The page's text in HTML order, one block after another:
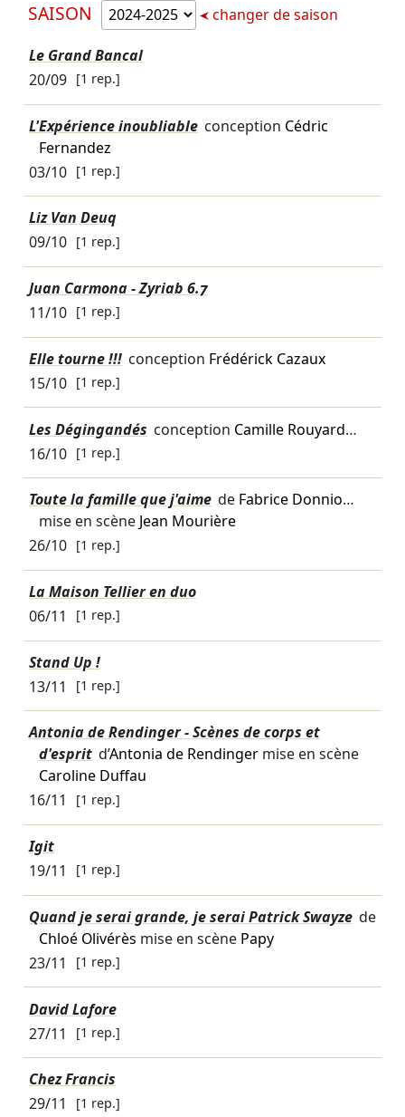
SAISON changer de saison
Le Grand Bancal
20/09 [1 rep.]
L'Expérience inoubliable conception Cédric
Fernandez
03/10 [1 rep.]
Liz Van Deuq
09/10 [1 rep.]
Juan Carmona - Zyriab 6.7
11/10 [1 rep.]
Elle tourne !!! conception Frédérick Cazaux
15/10 [1 rep.]
Les Dégingandés conception Camille Rouyard…
16/10 [1 rep.]
Toute la famille que j'aime de Fabrice Donnio…
mise en scène Jean Mourière
26/10 [1 rep.]
La Maison Tellier en duo
06/11
[1 rep.]
Stand Up !
13/11
[1 rep.]
Antonia de Rendinger - Scènes de corps et
d'esprit d’Antonia de Rendingermise en scène
Caroline Duffau
16/11
[1 rep.]
Igit
19/11
[1 rep.]
Quand je serai grande, je serai Patrick Swayze de
Chloé Olivérès mise en scène Papy
23/11
[1 rep.]
David Lafore
27/11
[1 rep.]
Chez Francis
29/11
[1 rep.]